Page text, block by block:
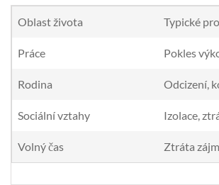
Oblast života Typické
Práce Pokles
Rodina Odcizení,
Sociální vztahy Izolace,
Volný čas Ztráta